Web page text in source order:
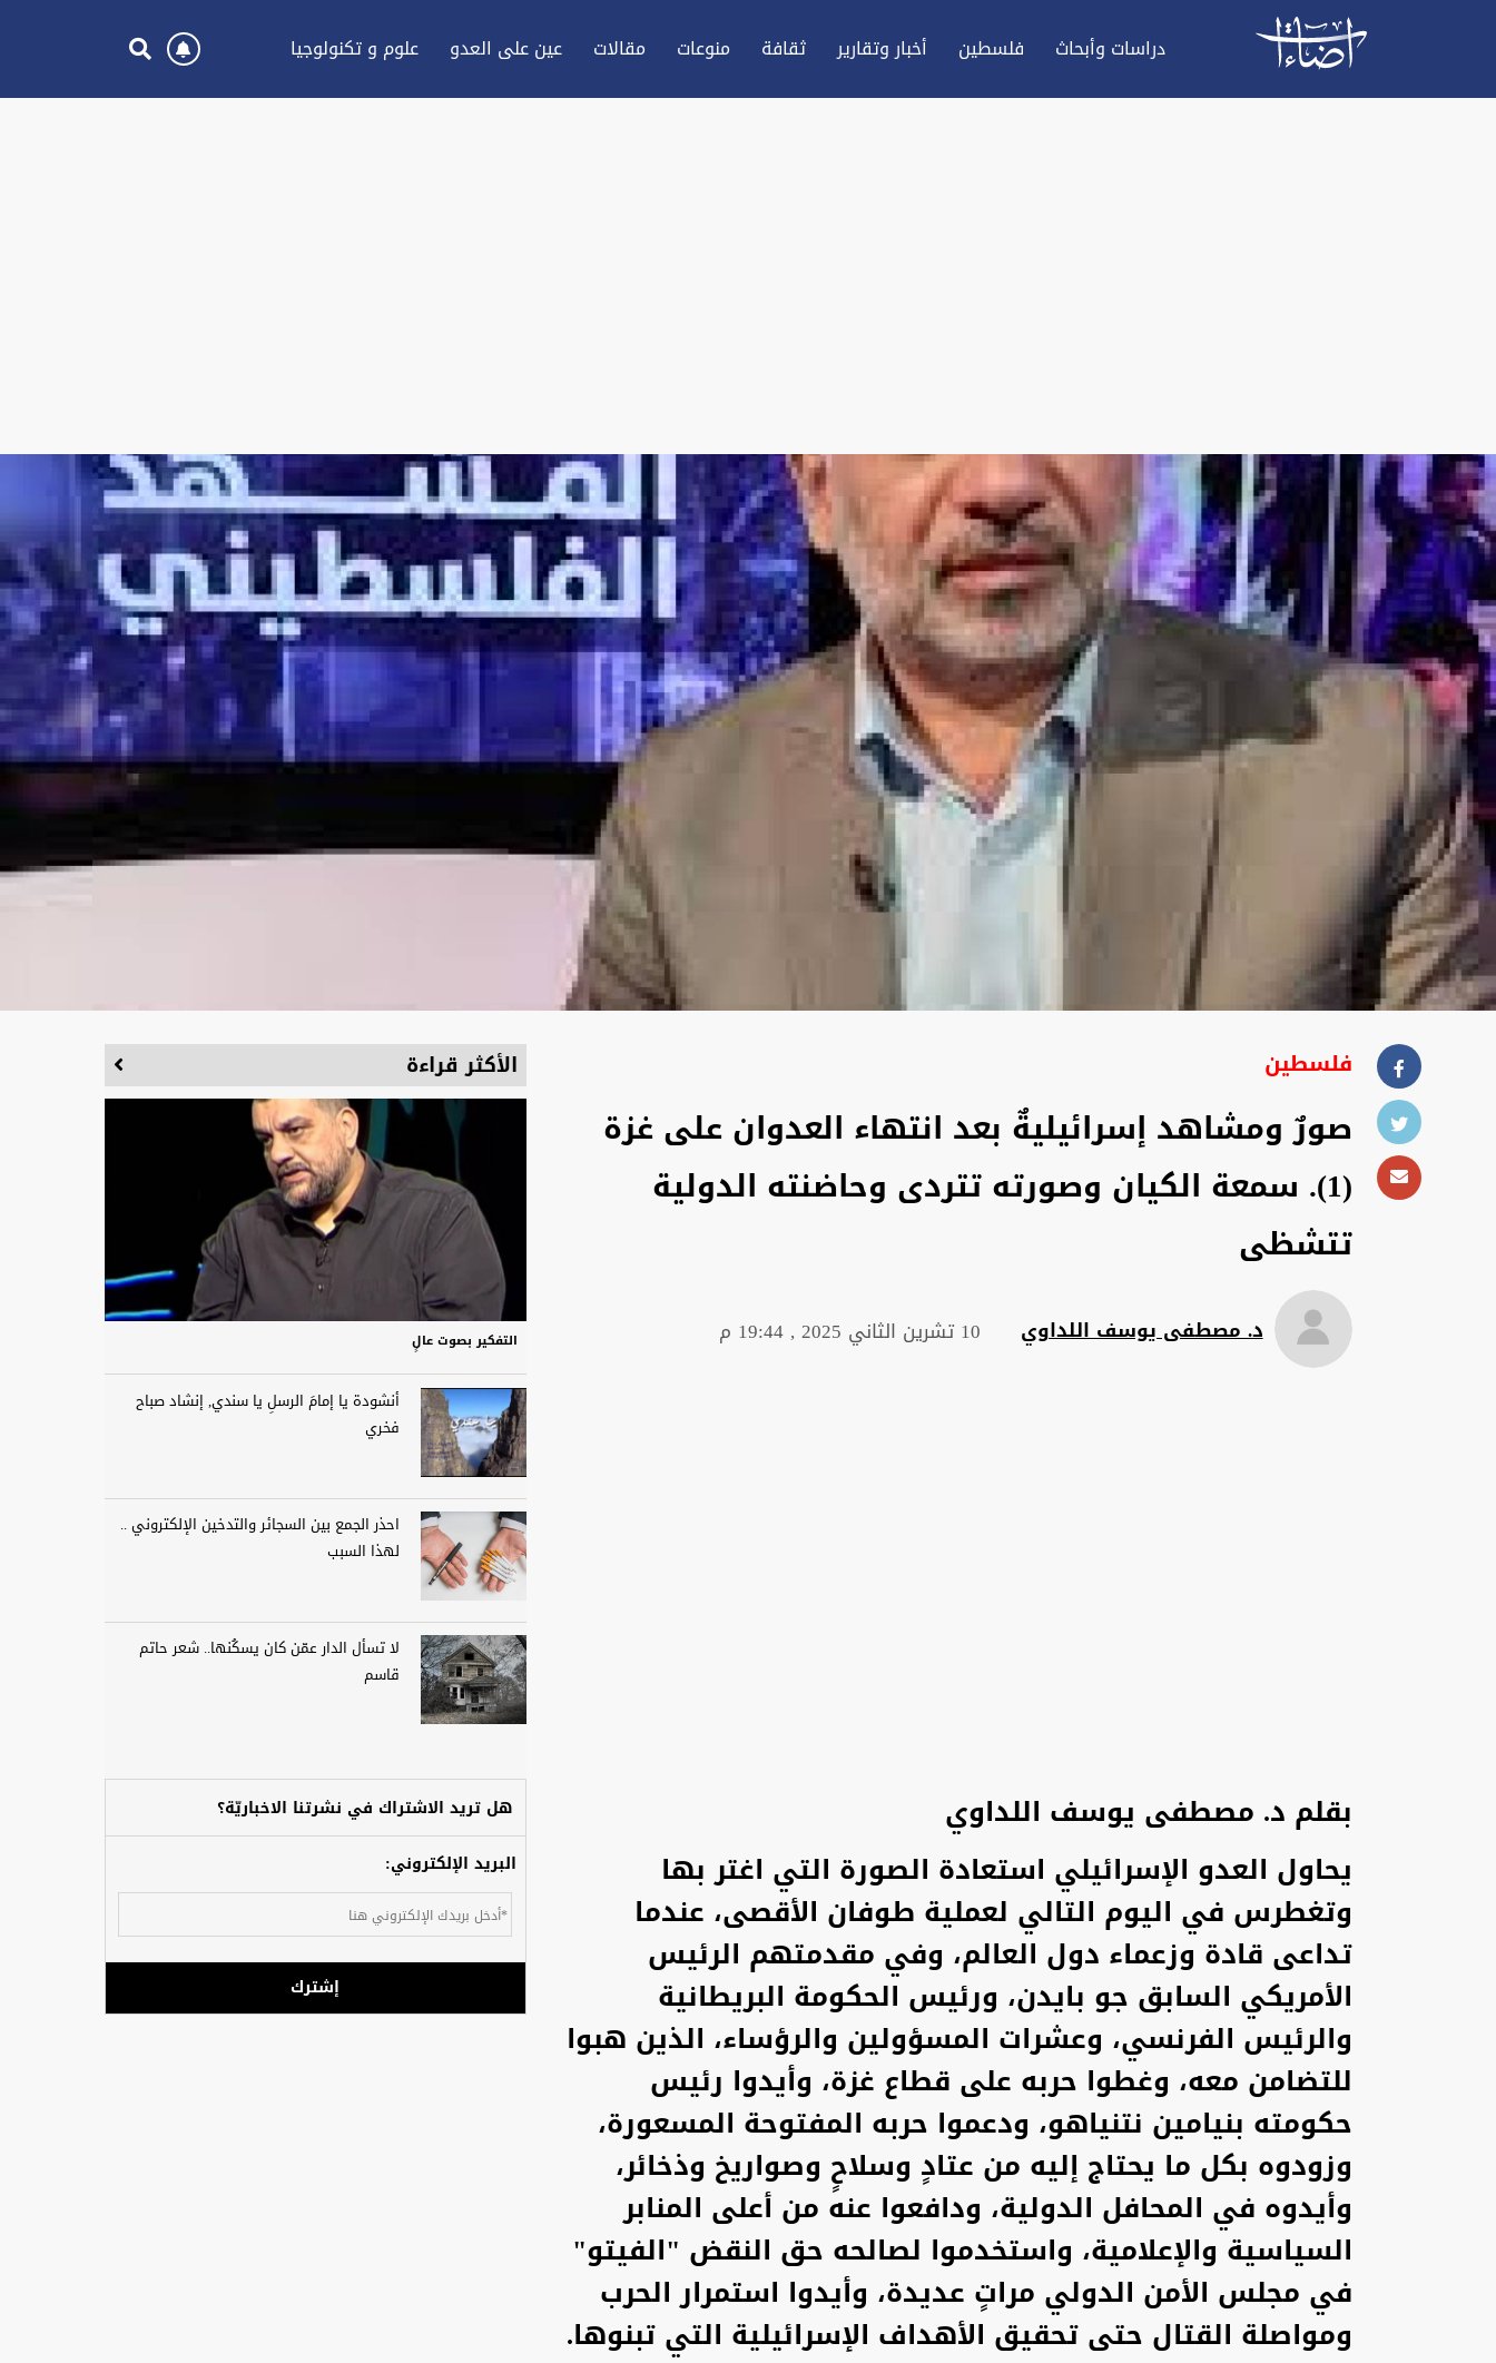
دراسات وأبحاث فلسطين أخبار وتقارير ثقافة منوعات مقالات عين علی العدو علوم و تكنولوجيا
فلسطين
صورٌ ومشاهد إسرائيليةٌ بعد انتهاء العدوان على غزة
(1). سمعة الكيان وصورته تتردى وحاضنته الدولية
تتشظى
د. مصطفى يوسف اللداوي 10 تشرين الثاني 2025 , 19:44 م
بقلم د. مصطفى يوسف اللداوي
يحاول العدو الإسرائيلي استعادة الصورة التي اغتر بها
وتغطرس في اليوم التالي لعملية طوفان الأقصى، عندما
تداعى قادة وزعماء دول العالم، وفي مقدمتهم الرئيس
الأمريكي السابق جو بايدن، ورئيس الحكومة البريطانية
والرئيس الفرنسي، وعشرات المسؤولين والرؤساء، الذين هبوا
للتضامن معه، وغطوا حربه على قطاع غزة، وأيدوا رئيس
حكومته بنيامين نتنياهو، ودعموا حربه المفتوحة المسعورة،
وزودوه بكل ما يحتاج إليه من عتادٍ وسلاحٍ وصواريخ وذخائر،
وأيدوه في المحافل الدولية، ودافعوا عنه من أعلى المنابر
السياسية والإعلامية، واستخدموا لصالحه حق النقض "الفيتو"
في مجلس الأمن الدولي مراتٍ عديدة، وأيدوا استمرار الحرب
ومواصلة القتال حتى تحقيق الأهداف الإسرائيلية التي تبنوها.
الأكثر قراءة
التفكير بصوت عالٍ
أنشودة يا إمامَ الرسلِ يا سندي, إنشاد صباح
فخري
احذر الجمع بين السجائر والتدخين الإلكتروني ..
لهذا السبب
لا تسأل الدار عمّن كان يسكُنها.. شعر حاتم
قاسم
هل تريد الاشتراك في نشرتنا الاخباريّة؟
البريد الإلكتروني:
إشترك